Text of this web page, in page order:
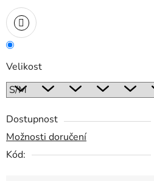
Velikost
Dostupnost
Možnosti doručení
Kód: